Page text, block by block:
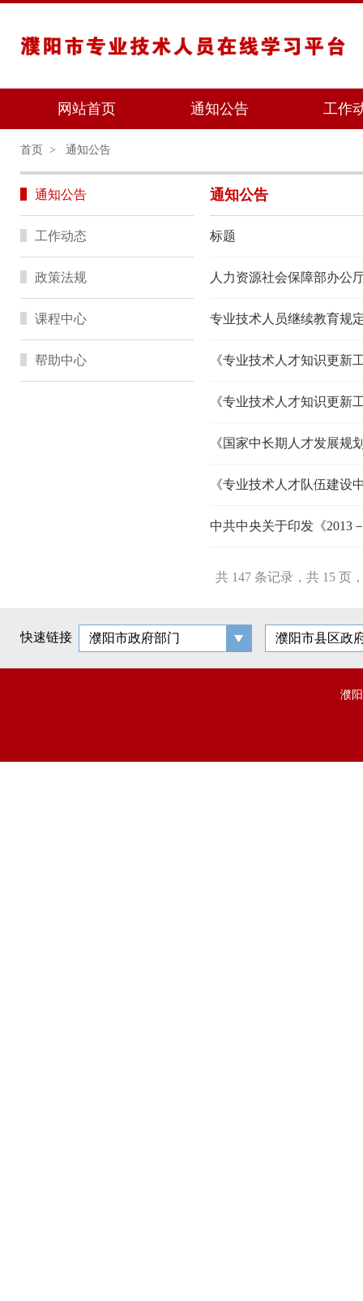
网站首页 通知公告 工作
首页 > 通知公告
通知公告
工作动态
政策法规
课程中心
帮助中心
通知公告
标题
专业技术人员继续教育规
《专业技术人才知识更新
《专业技术人才知识更新
《国家中长期人才发展规
《专业技术人才队伍建设
中共中央关于印发《2013
共 147 条记录，共 15 页
快速链接 濮阳市政府部门 濮阳市县区政
濮